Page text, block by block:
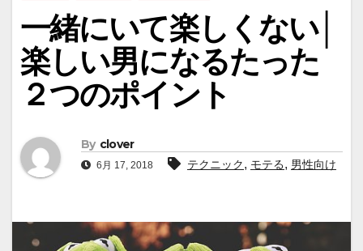
一緒にいて楽しくない│
楽しい男になるたった
２つのポイント
By clover
6月 17, 2018 テクニック, モテる, 男性向け